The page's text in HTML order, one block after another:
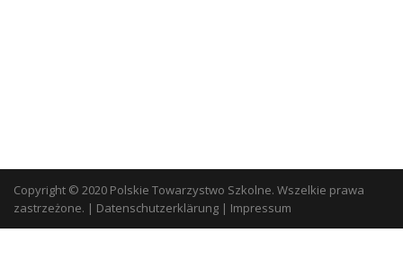
Copyright © 2020 Polskie Towarzystwo Szkolne. Wszelkie prawa
zastrzeżone. | Datenschutzerklärung | Impressum